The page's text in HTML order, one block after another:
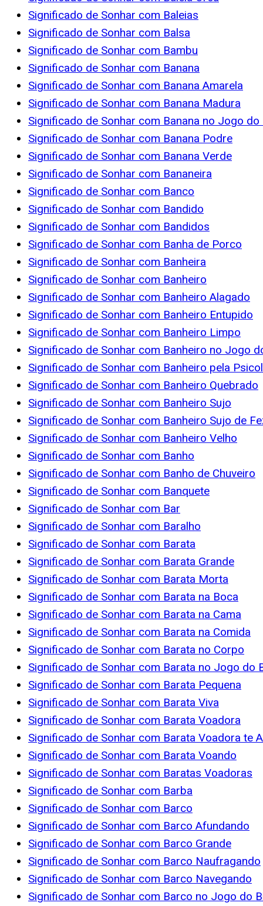
Significado de Sonhar com Baleias
Significado de Sonhar com Balsa
Significado de Sonhar com Bambu
Significado de Sonhar com Banana
Significado de Sonhar com Banana Amarela
Significado de Sonhar com Banana Madura
Significado de Sonhar com Banana no Jogo do
Significado de Sonhar com Banana Podre
Significado de Sonhar com Banana Verde
Significado de Sonhar com Bananeira
Significado de Sonhar com Banco
Significado de Sonhar com Bandido
Significado de Sonhar com Bandidos
Significado de Sonhar com Banha de Porco
Significado de Sonhar com Banheira
Significado de Sonhar com Banheiro
Significado de Sonhar com Banheiro Alagado
Significado de Sonhar com Banheiro Entupido
Significado de Sonhar com Banheiro Limpo
Significado de Sonhar com Banheiro no Jogo
Significado de Sonhar com Banheiro pela
Significado de Sonhar com Banheiro Quebrado
Significado de Sonhar com Banheiro Sujo
Significado de Sonhar com Banheiro Sujo de
Significado de Sonhar com Banheiro Velho
Significado de Sonhar com Banho
Significado de Sonhar com Banho de Chuveiro
Significado de Sonhar com Banquete
Significado de Sonhar com Bar
Significado de Sonhar com Baralho
Significado de Sonhar com Barata
Significado de Sonhar com Barata Grande
Significado de Sonhar com Barata Morta
Significado de Sonhar com Barata na Boca
Significado de Sonhar com Barata na Cama
Significado de Sonhar com Barata na Comida
Significado de Sonhar com Barata no Corpo
Significado de Sonhar com Barata no Jogo do
Significado de Sonhar com Barata Pequena
Significado de Sonhar com Barata Viva
Significado de Sonhar com Barata Voadora
Significado de Sonhar com Barata Voadora te
Significado de Sonhar com Barata Voando
Significado de Sonhar com Baratas Voadoras
Significado de Sonhar com Barba
Significado de Sonhar com Barco
Significado de Sonhar com Barco Afundando
Significado de Sonhar com Barco Grande
Significado de Sonhar com Barco Naufragando
Significado de Sonhar com Barco Navegando
Significado de Sonhar com Barco no Jogo do